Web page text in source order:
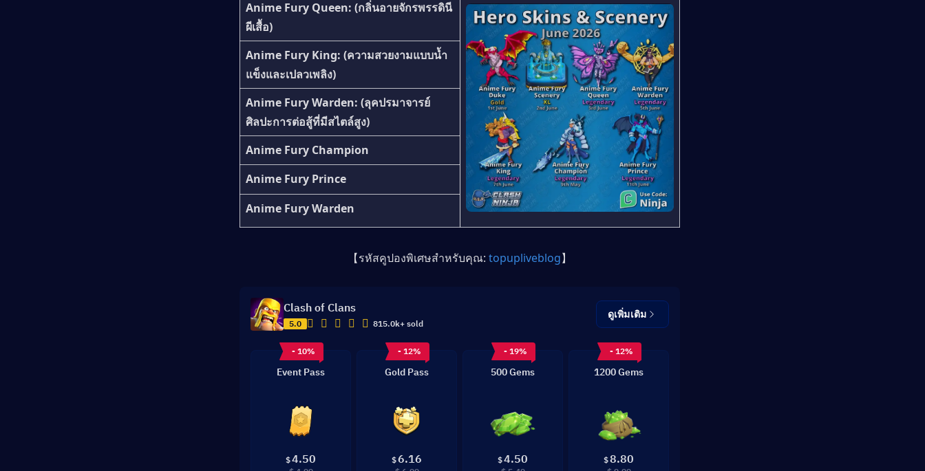
Anime Fury Queen: (กลิ่นอายจักรพรรดินี
ผีเสื้อ)
Anime Fury King: (ความสวยงามแบบน้ำ
แข็งและเปลวเพลิง)
Anime Fury Warden: (ลุคปรมาจารย์
ศิลปะการต่อสู้ที่มีสไตล์สูง)
Anime Fury Champion
Anime Fury Prince
Anime Fury Warden
【รหัสคูปองพิเศษสำหรับคุณ: topupliveblog】
Clash of Clans
5.0 815.0k+ sold
ดูเพิ่มเติม
- 10%
Event Pass
$4.50
- 12%
Gold Pass
$6.16
- 19%
500 Gems
$4.50
- 12%
1200 Gems
$8.80